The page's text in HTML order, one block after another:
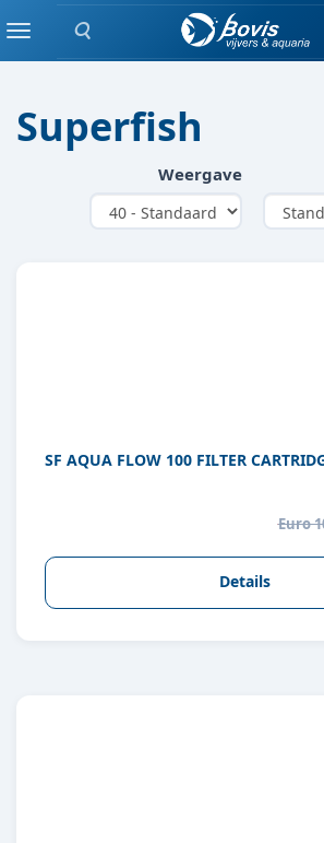
Zoeken
MenuFILTERMATERIAAL
Superfish
Weergave
SF AQUA FLOW 100 FILTER
Euro
Details